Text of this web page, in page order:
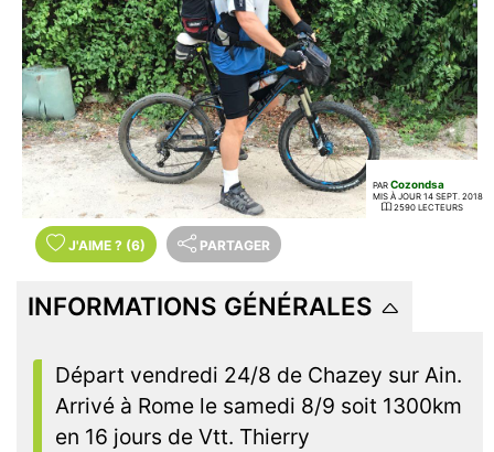
PAR Cozondsa
MIS À JOUR 14 SEPT. 2018
2590 LECTEURS
J'AIME ? (6) PARTAGER
INFORMATIONS GÉNÉRALES
Départ vendredi 24/8 de Chazey sur Ain.
Arrivé à Rome le samedi 8/9 soit 1300km
en 16 jours de Vtt. Thierry